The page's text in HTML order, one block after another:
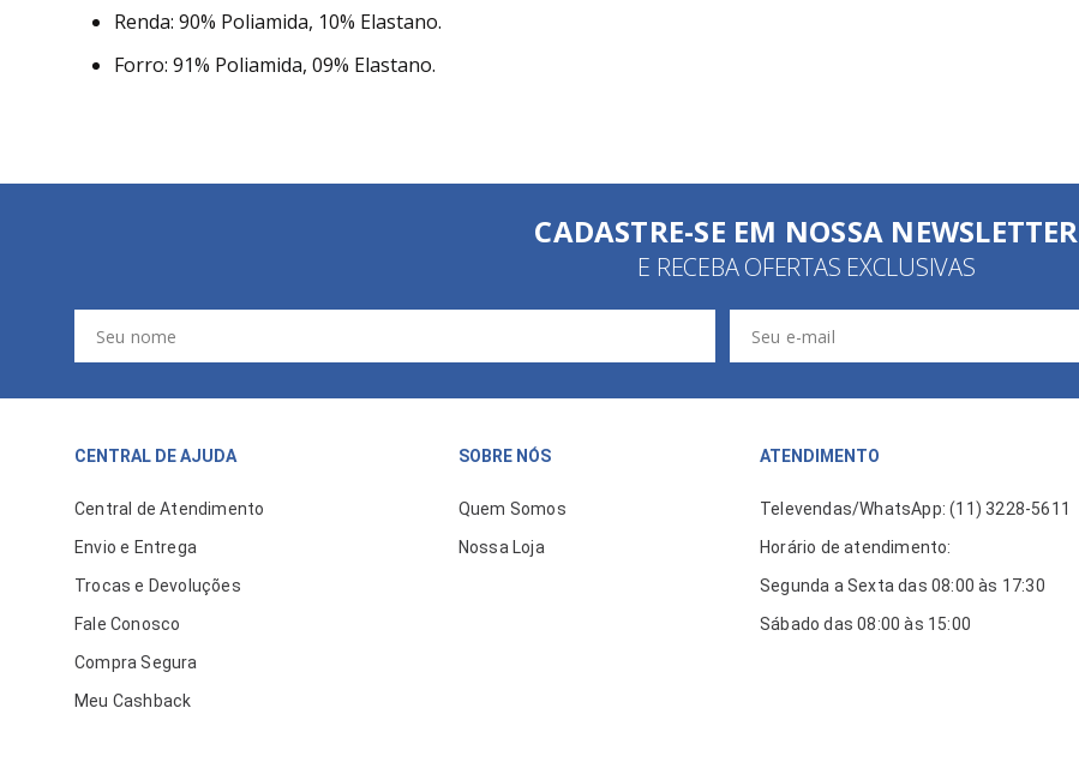
Renda: 90% Poliamida, 10% Elastano.
Forro: 91% Poliamida, 09% Elastano.
CADASTRE-SE EM NOSSA NEWSLETTER
E RECEBA OFERTAS EXCLUSIVAS
CENTRAL DE AJUDA
Central de Atendimento
Envio e Entrega
Trocas e Devoluções
Fale Conosco
Compra Segura
Meu Cashback
SOBRE NÓS
Quem Somos
Nossa Loja
ATENDIMENTO
Televendas/WhatsApp: (11) 3228-5611
Horário de atendimento:
Segunda a Sexta das 08:00 às 17:30
Sábado das 08:00 às 15:00